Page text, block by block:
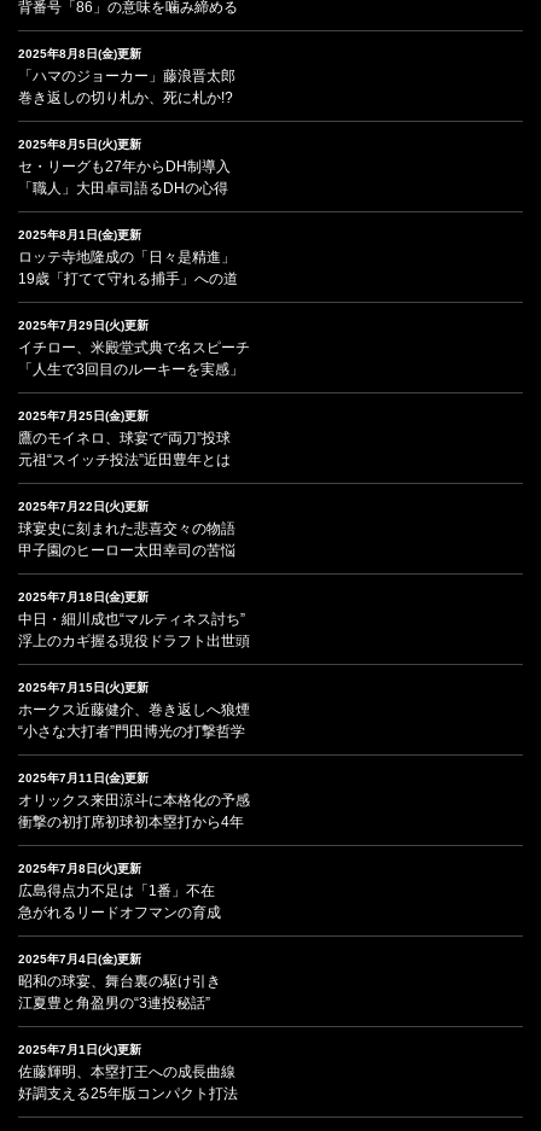
背番号「86」の意味を噛み締める
2025年8月8日(金)更新
「ハマのジョーカー」藤浪晋太郎
巻き返しの切り札か、死に札か!?
2025年8月5日(火)更新
セ・リーグも27年からDH制導入
「職人」大田卓司語るDHの心得
2025年8月1日(金)更新
ロッテ寺地隆成の「日々是精進」
19歳「打てて守れる捕手」への道
2025年7月29日(火)更新
イチロー、米殿堂式典で名スピーチ
「人生で3回目のルーキーを実感」
2025年7月25日(金)更新
鷹のモイネロ、球宴で“両刀”投球
元祖“スイッチ投法”近田豊年とは
2025年7月22日(火)更新
球宴史に刻まれた悲喜交々の物語
甲子園のヒーロー太田幸司の苦悩
2025年7月18日(金)更新
中日・細川成也“マルティネス討ち”
浮上のカギ握る現役ドラフト出世頭
2025年7月15日(火)更新
ホークス近藤健介、巻き返しへ狼煙
“小さな大打者”門田博光の打撃哲学
2025年7月11日(金)更新
オリックス来田涼斗に本格化の予感
衝撃の初打席初球初本塁打から4年
2025年7月8日(火)更新
広島得点力不足は「1番」不在
急がれるリードオフマンの育成
2025年7月4日(金)更新
昭和の球宴、舞台裏の駆け引き
江夏豊と角盈男の“3連投秘話”
2025年7月1日(火)更新
佐藤輝明、本塁打王への成長曲線
好調支える25年版コンパクト打法